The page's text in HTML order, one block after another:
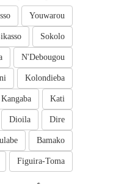
Youwarou
Sokolo
N'Debougou
Kolondieba
Kati
Kangaba
Dire
Dioila
Bamako
Figuira-Toma